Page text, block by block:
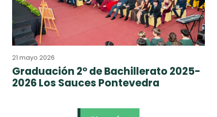
21 mayo 2026
Graduación 2º de Bachillerato 2025-
2026 Los Sauces Pontevedra